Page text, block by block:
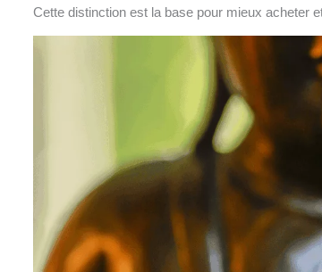
Cette distinction est la base pour mieux acheter